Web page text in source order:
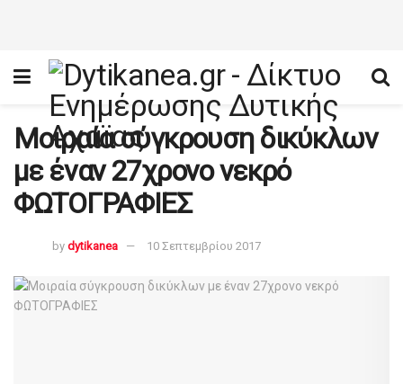
Μοιραία σύγκρουση δικύκλων
με έναν 27χρονο νεκρό
ΦΩΤΟΓΡΑΦΙΕΣ
by dytikanea 10 Σεπτεμβρίου 2017